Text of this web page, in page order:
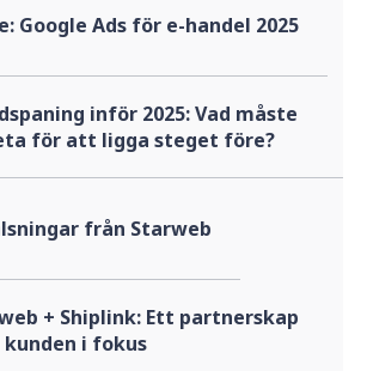
Google Ads för e-handel 2025
inför 2025: Vad måste
för att ligga steget före?
från Starweb
+ Shiplink: Ett partnerskap
kunden i fokus